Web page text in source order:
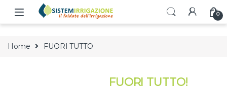
Skip to navigation
Skip to content
0
Home FUORI TUTTO
FUORI TUTTO!